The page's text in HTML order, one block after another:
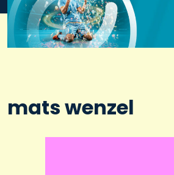
mats wenzel